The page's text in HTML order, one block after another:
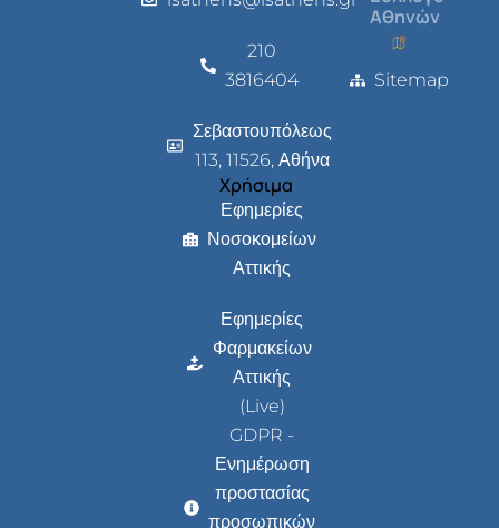
210
3816404
Σεβαστουπόλεως
113, 11526, Αθήνα
Χρήσιμα
Εφημερίες
Νοσοκομείων
Αττικής
Εφημερίες
Φαρμακείων
Αττικής
(Live)
GDPR -
Ενημέρωση
προστασίας
προσωπικών
Αθηνών
Sitemap